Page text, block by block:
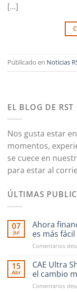
[…]
Publicado en Noticias
EL BLOG DE RST
Nos gusta estar
momentos,
se cuece en
para estar al
ÚLTIMAS
07
Jul
Ahora
es más
Comentarios
15
Abr
CAE Ultra
el cambio
Comentarios